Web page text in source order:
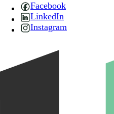
Facebook
LinkedIn
Instagram